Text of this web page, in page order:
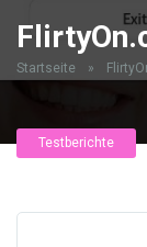
Startseite »
Testberichte